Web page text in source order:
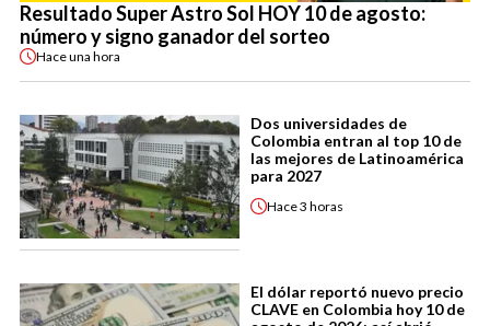
Resultado Super Astro Sol HOY 10 de agosto:
número y signo ganador del sorteo
Haceuna hora
Dos universidades de
Colombia entran al top 10 de
las mejores de Latinoamérica
para 2027
Hace3 horas
El dólar reportó nuevo precio
CLAVE en Colombia hoy 10 de